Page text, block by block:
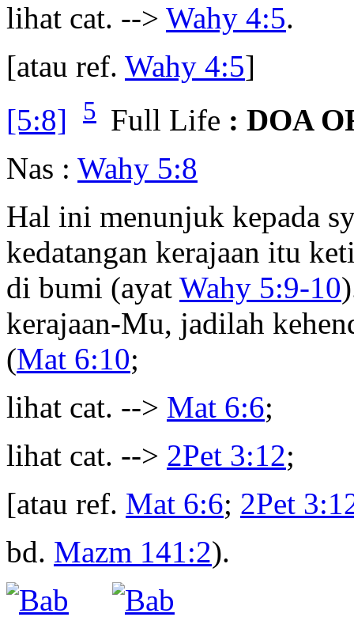
lihat cat. --> Wahy 4:5.
[atau ref. Wahy 4:5]
[5:8]
5 Full Life : DOA
Nas : Wahy 5:8
Hal ini menunjuk kepada
kedatangan kerajaan itu
di bumi (ayat Wahy 5:9-10
kerajaan-Mu, jadilah
(Mat 6:10;
lihat cat. --> Mat 6:6;
lihat cat. --> 2Pet 3:12;
[atau ref. Mat 6:6; 2Pet
bd. Mazm 141:2).